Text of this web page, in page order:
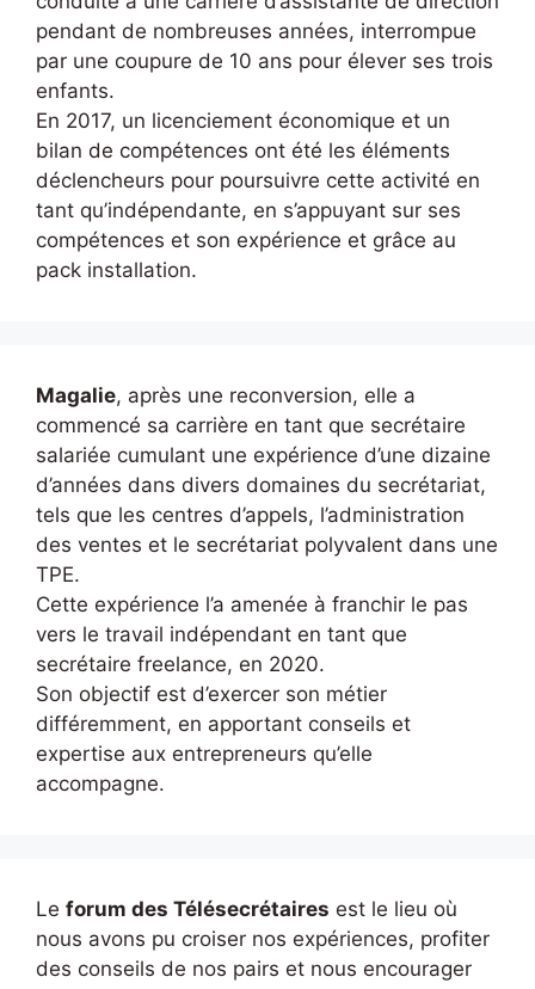
pendant de nombreuses années, interrompue
par une coupure de 10 ans pour élever ses trois
enfants.
En 2017, un licenciement économique et un
bilan de compétences ont été les éléments
déclencheurs pour poursuivre cette activité en
tant qu’indépendante, en s’appuyant sur ses
compétences et son expérience et grâce au
pack installation.
Magalie, après une reconversion, elle a
commencé sa carrière en tant que secrétaire
salariée cumulant une expérience d’une dizaine
d’années dans divers domaines du secrétariat,
tels que les centres d’appels, l’administration
des ventes et le secrétariat polyvalent dans une
TPE.
Cette expérience l’a amenée à franchir le pas
vers le travail indépendant en tant que
secrétaire freelance, en 2020.
Son objectif est d’exercer son métier
différemment, en apportant conseils et
expertise aux entrepreneurs qu’elle
accompagne.
Le forum des Télésecrétaires est le lieu où
nous avons pu croiser nos expériences, profiter
des conseils de nos pairs et nous encourager